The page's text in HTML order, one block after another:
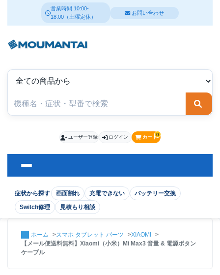
営業時間 10:00-
18:00（土曜定休）
お問い合わせ
検索
症状から探す 画面割れ 充電できない
バッテリー交換
Switch修理
見積もり相談
ユーザー登録 ログイン カート0
ホーム スマホ タブレット パーツ
XIAOMI
【メール便送料無料】Xiaomi（小米）Mi Max3 音量 & 電源ボタン
ケーブル